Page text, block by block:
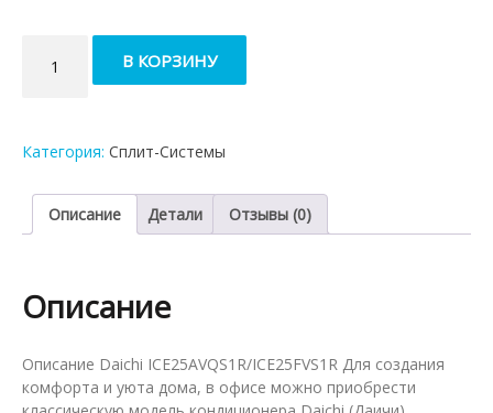
товара
Кондиционер
В КОРЗИНУ
Категория: Сплит-Системы
Описание Детали Отзывы (0)
Описание
Описание Daichi ICE25AVQS1R/ICE25FVS1R Для создания
комфорта и уюта дома, в офисе можно приобрести